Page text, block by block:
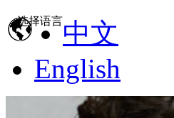
选择语言中文
English